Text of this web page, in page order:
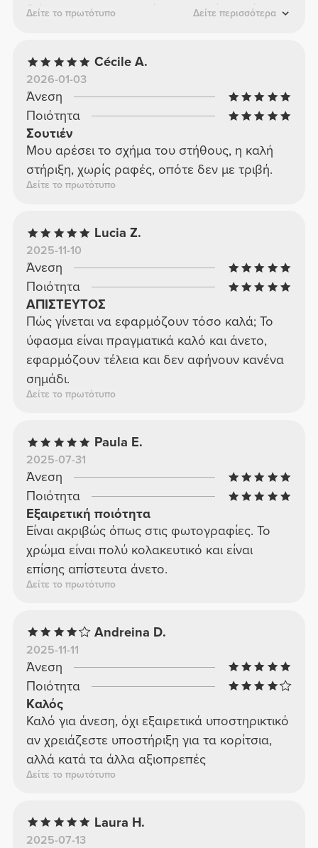
διάρκεια των προπονήσεων χωρίς να είναι
και κατά τη διάρκεια μεγαλύτερης διάρκειας
προπονήσεων. Συνολικά, ένα υψηλής
ποιότητας και άνετο αθλητικό σουτιέν - το
συνιστώ ανεπιφύλακτα! ⭐⭐⭐⭐⭐
Δείτε το πρωτότυπο Δείτε περισσότερα
Cécile A.
2026-01-03
Άνεση
Ποιότητα
Σουτιέν
Μου αρέσει το σχήμα του στήθους, η καλή
στήριξη, χωρίς ραφές, οπότε δεν με τριβή.
Δείτε το πρωτότυπο
Lucia Z.
2025-11-10
Άνεση
Ποιότητα
ΑΠΙΣΤΕΥΤΟΣ
Πώς γίνεται να εφαρμόζουν τόσο καλά; Το
ύφασμα είναι πραγματικά καλό και άνετο,
εφαρμόζουν τέλεια και δεν αφήνουν κανένα
σημάδι.
Δείτε το πρωτότυπο
Paula E.
2025-07-31
Άνεση
Ποιότητα
Εξαιρετική ποιότητα
Είναι ακριβώς όπως στις φωτογραφίες. Το
χρώμα είναι πολύ κολακευτικό και είναι
επίσης απίστευτα άνετο.
Δείτε το πρωτότυπο
Andreina D.
2025-11-11
Άνεση
Ποιότητα
Καλός
Καλό για άνεση, όχι εξαιρετικά υποστηρικτικό
αν χρειάζεστε υποστήριξη για τα κορίτσια,
αλλά κατά τα άλλα αξιοπρεπές
Δείτε το πρωτότυπο
Laura H.
2025-07-13